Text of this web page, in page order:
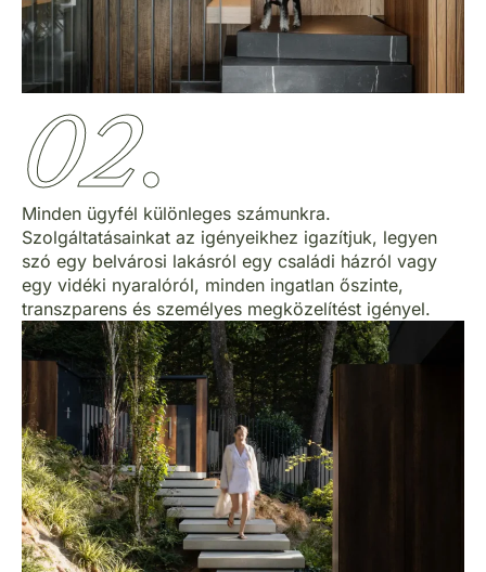
02.
Minden ügyfél különleges számunkra.
Szolgáltatásainkat az igényeikhez igazítjuk, legyen
szó egy belvárosi lakásról egy családi házról vagy
egy vidéki nyaralóról, minden ingatlan őszinte,
transzparens és személyes megközelítést igényel.